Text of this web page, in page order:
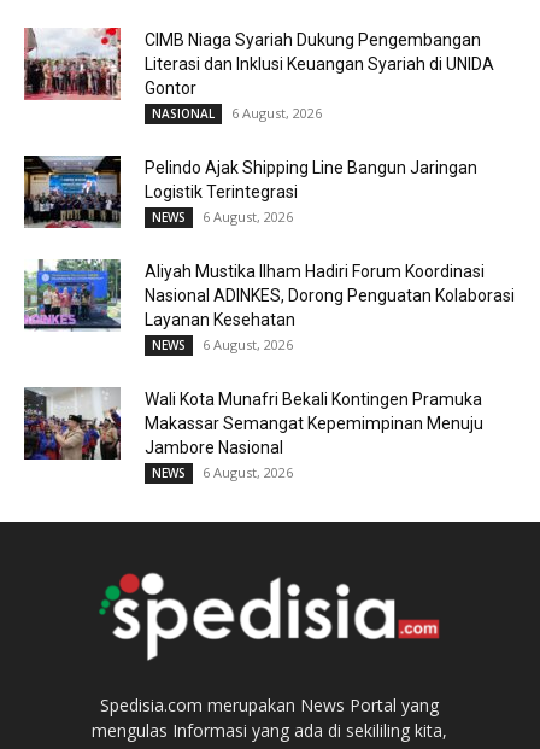
CIMB Niaga Syariah Dukung Pengembangan
Literasi dan Inklusi Keuangan Syariah di UNIDA
Gontor
NASIONAL 6 August, 2026
Pelindo Ajak Shipping Line Bangun Jaringan
Logistik Terintegrasi
NEWS 6 August, 2026
Aliyah Mustika Ilham Hadiri Forum Koordinasi
Nasional ADINKES, Dorong Penguatan Kolaborasi
Layanan Kesehatan
NEWS 6 August, 2026
Wali Kota Munafri Bekali Kontingen Pramuka
Makassar Semangat Kepemimpinan Menuju
Jambore Nasional
NEWS 6 August, 2026
Spedisia.com merupakan News Portal yang
mengulas Informasi yang ada di sekililing kita,